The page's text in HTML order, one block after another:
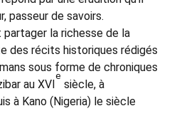
passeur de savoirs.
partager la richesse de la
des récits historiques rédigés
sous forme de chroniques
au XVI
e
siècle, à
à Kano (Nigeria) le siècle